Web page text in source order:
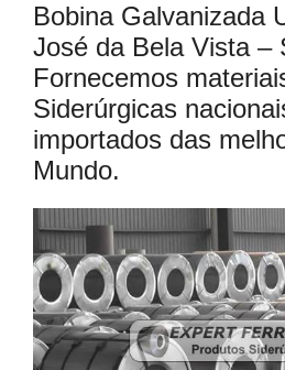
Bobina Galvanizada
José da Bela Vista –
Fornecemos
Siderúrgicas
importados das
Mundo.